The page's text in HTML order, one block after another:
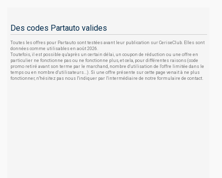
Des codes Partauto valides
Toutes les offres pour Partauto sont testées avant leur publication sur CeriseClub. Elles sont
données comme utilisables en août 2026.
Toutefois, il est possible qu'après un certain délai, un coupon de réduction ou une offre en
particulier ne fonctionne pas ou ne fonctionne plus, et cela, pour différentes raisons (code
promo retiré avant son terme par le marchand, nombre d'utilisation de l'offre limitée dans le
temps ou en nombre d'utilisateurs...). Si une offre présente sur cette page venait à ne plus
fonctionner, n'hésitez pas nous l'indiquer par l'intermédiaire de notre formulaire de contact.